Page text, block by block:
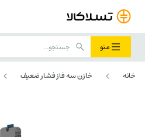
منو
خانه خازن سه فاز فشار ضعیف